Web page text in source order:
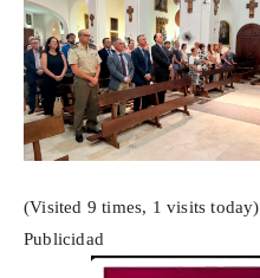
(Visited 9 times, 1 visits today)
Publicidad